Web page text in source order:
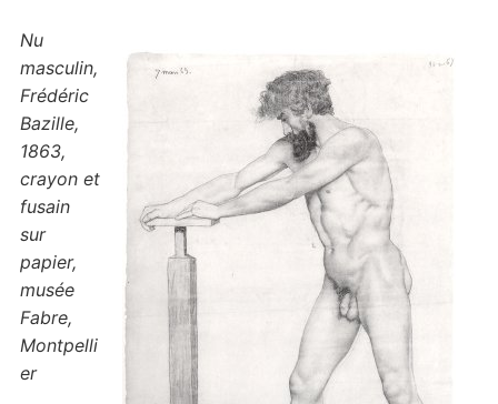
Nu
masculin,
Frédéric
Bazille,
1863,
crayon et
fusain
sur
papier,
musée
Fabre,
Montpelli
er